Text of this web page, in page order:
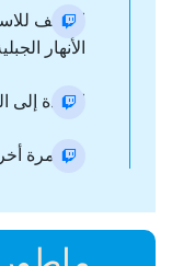
التوقف
الأنهار
العودة إلى
نقل مرة